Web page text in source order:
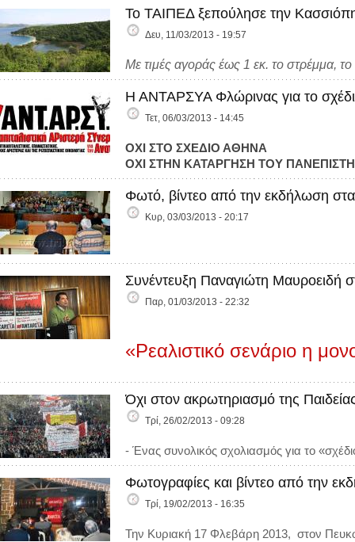
Το ΤΑΙΠΕΔ ξεπούλησε την
Δευ, 11/03/2013 - 19:57
Με τιμές αγοράς έως 1 εκ. το στρέμμα,
Η ΑΝΤΑΡΣΥΑ Φλώρινας για το
Τετ, 06/03/2013 - 14:45
ΟΧΙ ΣΤΟ ΣΧΕΔΙΟ ΑΘΗΝΑ
ΟΧΙ ΣΤΗΝ ΚΑΤΑΡΓΗΣΗ ΤΟΥ
Φωτό, βίντεο από την εκδήλωση
Κυρ, 03/03/2013 - 20:17
Συνέντευξη Παναγιώτη Μαυροειδή
Παρ, 01/03/2013 - 22:32
«Ρεαλιστικό σενάριο η
Όχι στον ακρωτηριασμό της
Τρί, 26/02/2013 - 09:28
- Ένας συνολικός σχολιασμός για το
Φωτογραφίες και βίντεο από την
Τρί, 19/02/2013 - 16:35
Την Κυριακή 17 Φλεβάρη 2013, στον